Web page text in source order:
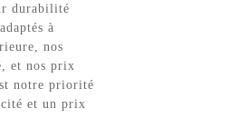
durabilité
à
nos
et nos prix
notre priorité
et un prix